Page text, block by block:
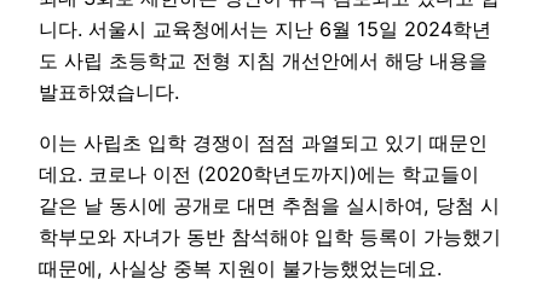
니다. 서울시 교육청에서는 지난 6월 15일 2024학년
도 사립 초등학교 전형 지침 개선안에서 해당 내용을
발표하였습니다.
이는 사립초 입학 경쟁이 점점 과열되고 있기 때문인
데요. 코로나 이전 (2020학년도까지)에는 학교들이
같은 날 동시에 공개로 대면 추첨을 실시하여, 당첨 시
학부모와 자녀가 동반 참석해야 입학 등록이 가능했기
때문에, 사실상 중복 지원이 불가능했었는데요.